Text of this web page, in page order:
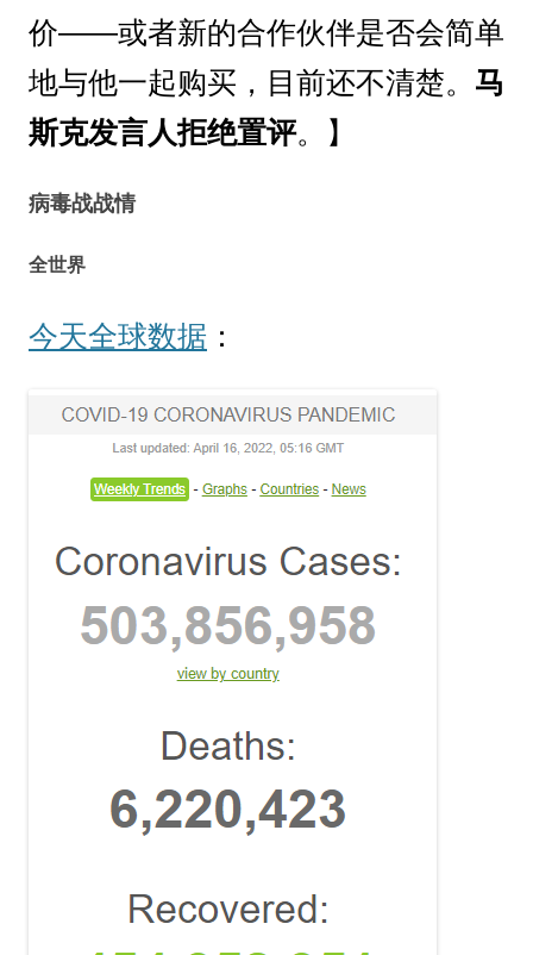
价——或者新的合作伙伴是否会简单
地与他一起购买，目前还不清楚。 马
斯克发言人拒绝置评。】
病毒战战情
全世界
今天全球数据 ：